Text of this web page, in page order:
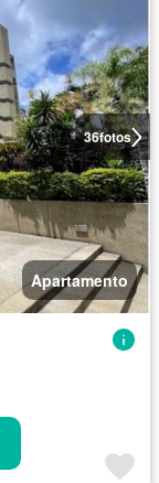
36fotos
Apartamento